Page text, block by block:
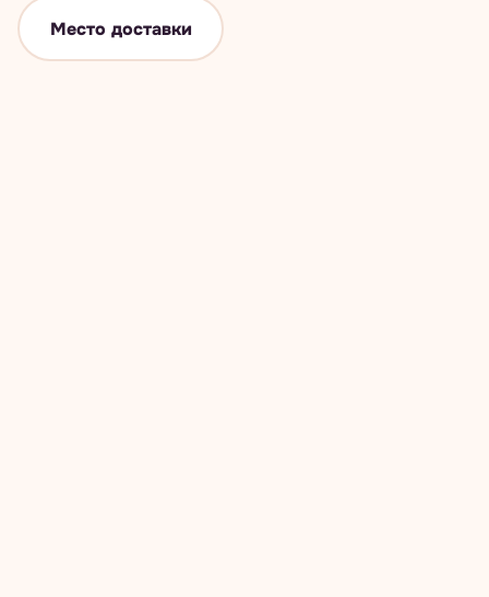
Место доставки